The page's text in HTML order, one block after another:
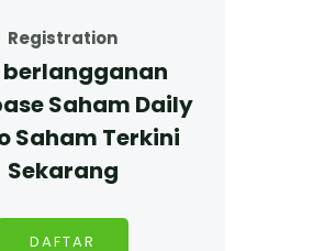
Registration
berlangganan
Saham Daily
Saham Terkini
Sekarang
DAFTAR